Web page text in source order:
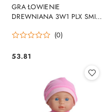
GRA ŁOWIENIE
DREWNIANA 3W1 PLX SMILY
(0)
Cena:
53.81